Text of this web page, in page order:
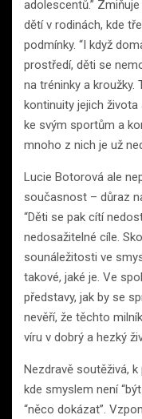
adolescentů.”
dětí v rodinách, kde
podmínky. “I když
prostředí, děti se
na tréninky a kroužky.
kontinuity jejich
ke svým sportům a
mnoho z nich je už
Lucie Botorová ale
současnost – důraz
“Děti se pak cítí
nedosažitelné cíle.
sounáležitosti ve
takové, jaké je. Ve
představy, jak by se
nevěří, že těchto
víru v dobrý a hezký
Nezdravě soutěživá,
kde smyslem není
“něco dokázat”.